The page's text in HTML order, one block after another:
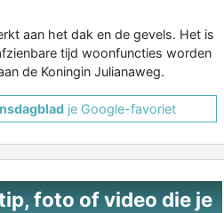
aan het dak en de gevels. Het is
tijd woonfuncties worden
de Koningin Julianaweg.
je Google-favoriet
foto of video die je